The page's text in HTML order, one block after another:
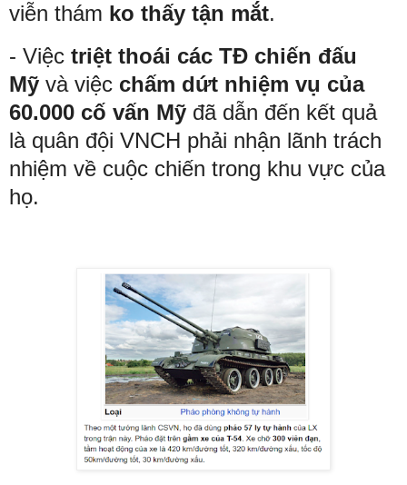
viễn thám ko thấy tận mắt.
- Việc triệt thoái các TĐ chiến đấu
Mỹ và việc chấm dứt nhiệm vụ của
60.000 cố vấn Mỹ đã dẫn đến kết quả
là quân đội VNCH phải nhận lãnh trách
nhiệm về cuộc chiến trong khu vực của
họ.